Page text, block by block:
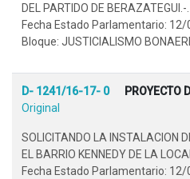
DEL PARTIDO DE BERAZATEGUI.-.
Fecha Estado Parlamentario:
Bloque: JUSTICIALISMO
D- 1241/16-17- 0 PROYECTO
Original
SOLICITANDO LA INSTALACION
EL BARRIO KENNEDY DE LA
Fecha Estado Parlamentario: